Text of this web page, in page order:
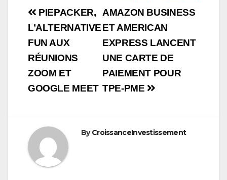
Navigation
de
l’article
AMAZON BUSINESS
ET AMERICAN
EXPRESS LANCENT
UNE CARTE DE
PAIEMENT POUR
TPE-PME
PIEPACKER,
L’ALTERNATIVE
FUN AUX
RÉUNIONS
ZOOM ET
GOOGLE MEET
ByCroissanceInvestissement